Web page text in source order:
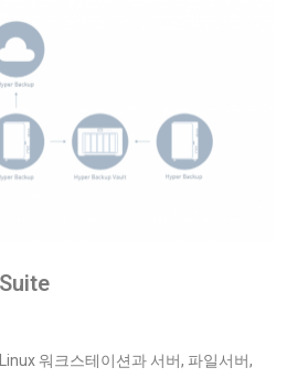
워크스테이션과 서버, 파일서버,